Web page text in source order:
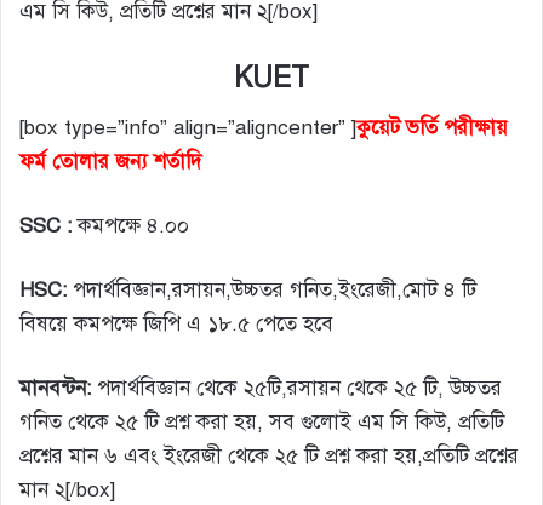
এম সি কিউ, প্রতিটি প্রশ্নের মান ২[/box]
KUET
[box type=”info” align=”aligncenter” ]কুয়েট ভর্তি পরীক্ষায়
ফর্ম তোলার জন্য শর্তাদি
SSC :কমপক্ষে ৪.০০
HSC: পদার্থবিজ্ঞান,রসায়ন,উচ্চতর গনিত,ইংরেজী,মোট ৪ টি
বিষয়ে কমপক্ষে জিপি এ ১৮.৫ পেতে হবে
মানবন্টন: পদার্থবিজ্ঞান থেকে ২৫টি,রসায়ন থেকে ২৫ টি, উচ্চতর
গনিত থেকে ২৫ টি প্রশ্ন করা হয়, সব গুলোই এম সি কিউ, প্রতিটি
প্রশ্নের মান ৬ এবং ইংরেজী থেকে ২৫ টি প্রশ্ন করা হয়,প্রতিটি প্রশ্নের
মান ২[/box]